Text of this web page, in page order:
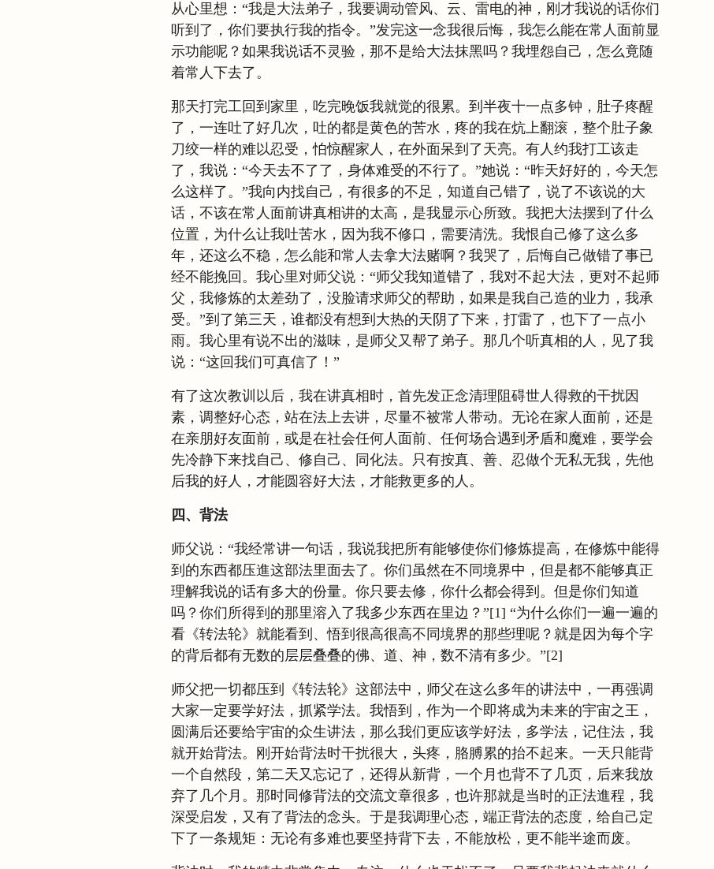
从心里想：“我是大法弟子，我要调动管风、云、雷电的神，刚才我说的话你们
听到了，你们要执行我的指令。”发完这一念我很后悔，我怎么能在常人面前显
示功能呢？如果我说话不灵验，那不是给大法抹黑吗？我埋怨自己，怎么竟随
着常人下去了。
那天打完工回到家里，吃完晚饭我就觉的很累。到半夜十一点多钟，肚子疼醒
了，一连吐了好几次，吐的都是黄色的苦水，疼的我在炕上翻滚，整个肚子象
刀绞一样的难以忍受，怕惊醒家人，在外面呆到了天亮。有人约我打工该走
了，我说：“今天去不了了，身体难受的不行了。”她说：“昨天好好的，今天怎
么这样了。”我向内找自己，有很多的不足，知道自己错了，说了不该说的大
话，不该在常人面前讲真相讲的太高，是我显示心所致。我把大法摆到了什么
位置，为什么让我吐苦水，因为我不修口，需要清洗。我恨自己修了这么多
年，还这么不稳，怎么能和常人去拿大法赌啊？我哭了，后悔自己做错了事已
经不能挽回。我心里对师父说：“师父我知道错了，我对不起大法，更对不起师
父，我修炼的太差劲了，没脸请求师父的帮助，如果是我自己造的业力，我承
受。”到了第三天，谁都没有想到大热的天阴了下来，打雷了，也下了一点小
雨。我心里有说不出的滋味，是师父又帮了弟子。那几个听真相的人，见了我
说：“这回我们可真信了！”
有了这次教训以后，我在讲真相时，首先发正念清理阻碍世人得救的干扰因
素，调整好心态，站在法上去讲，尽量不被常人带动。无论在家人面前，还是
在亲朋好友面前，或是在社会任何人面前、任何场合遇到矛盾和魔难，要学会
先冷静下来找自己、修自己、同化法。只有按真、善、忍做个无私无我，先他
后我的好人，才能圆容好大法，才能救更多的人。
四、背法
师父说：“我经常讲一句话，我说我把所有能够使你们修炼提高，在修炼中能得
到的东西都压進这部法里面去了。你们虽然在不同境界中，但是都不能够真正
理解我说的话有多大的份量。你只要去修，你什么都会得到。但是你们知道
吗？你们所得到的那里溶入了我多少东西在里边？”[1] “为什么你们一遍一遍的
看《转法轮》就能看到、悟到很高很高不同境界的那些理呢？就是因为每个字
的背后都有无数的层层叠叠的佛、道、神，数不清有多少。”[2]
师父把一切都压到《转法轮》这部法中，师父在这么多年的讲法中，一再强调
大家一定要学好法，抓紧学法。我悟到，作为一个即将成为未来的宇宙之王，
圆满后还要给宇宙的众生讲法，那么我们更应该学好法，多学法，记住法，我
就开始背法。刚开始背法时干扰很大，头疼，胳膊累的抬不起来。一天只能背
一个自然段，第二天又忘记了，还得从新背，一个月也背不了几页，后来我放
弃了几个月。那时同修背法的交流文章很多，也许那就是当时的正法進程，我
深受启发，又有了背法的念头。于是我调理心态，端正背法的态度，给自己定
下了一条规矩：无论有多难也要坚持背下去，不能放松，更不能半途而废。